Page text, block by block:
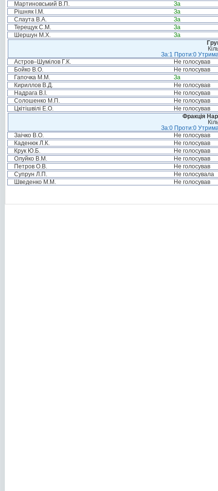
Мартиновський В.П.
За
Рішняк І.М.
За
Слаута В.А.
За
Терещук С.М.
За
Шершун М.Х.
За
За:1 Проти:0
Астров–Шумілов Г.К.
Не голосував
Бойко В.О.
Не голосував
Гапочка М.М.
За
Кириллов В.Д.
Не голосував
Надрага В.І.
Не голосував
Солошенко М.П.
Не голосував
Цкітішвілі Е.О.
Не голосував
Фракція
За:0 Проти:0
Заічко В.О.
Не голосував
Каденюк Л.К.
Не голосував
Крук Ю.Б.
Не голосував
Олуйко В.М.
Не голосував
Петров О.В.
Не голосував
Супрун Л.П.
Не голосувала
Шведенко М.М.
Не голосував